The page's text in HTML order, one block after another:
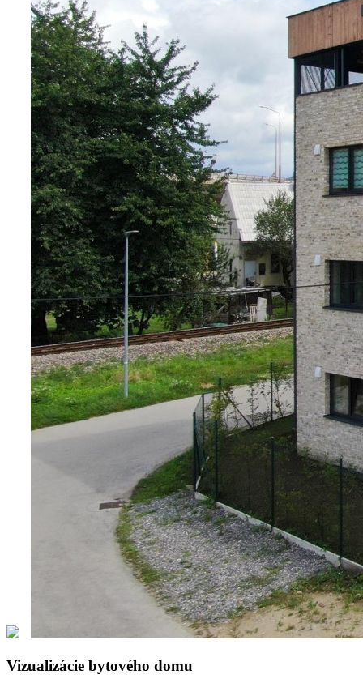
Vizualizácie bytového domu